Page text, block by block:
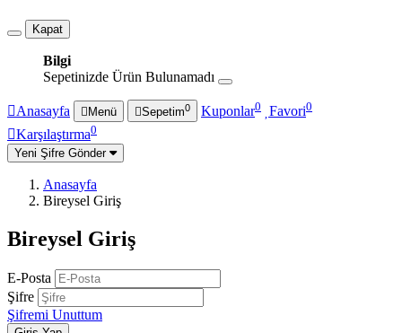
Kapat
Bilgi
Sepetinizde Ürün Bulunamadı
Anasayfa Menü Sepetim0 Kuponlar0 Favori0
Karşılaştırma0
Yeni Şifre Gönder
Anasayfa
Bireysel Giriş
Bireysel Giriş
E-Posta
Şifre
Şifremi Unuttum